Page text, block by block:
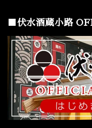
■伏水酒蔵小路